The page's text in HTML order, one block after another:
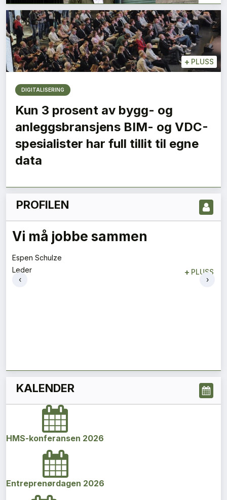
LES NYESTE UTGIVELSE HER
+ PLUSS
DIGITALISERING
Kun 3 prosent av bygg- og
anleggsbransjens BIM- og VDC-
spesialister har full tillit til egne
data
PROFILEN
+ PLUSS
Vi må jobbe sammen
Espen Schulze
Leder
‹
›
KALENDER
HMS-konferansen 2026
Entreprenørdagen 2026